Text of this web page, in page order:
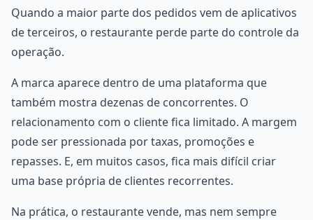
Quando a maior parte dos pedidos vem de aplicativos
de terceiros, o restaurante perde parte do controle da
operação.
A marca aparece dentro de uma plataforma que
também mostra dezenas de concorrentes. O
relacionamento com o cliente fica limitado. A margem
pode ser pressionada por taxas, promoções e
repasses. E, em muitos casos, fica mais difícil criar
uma base própria de clientes recorrentes.
Na prática, o restaurante vende, mas nem sempre